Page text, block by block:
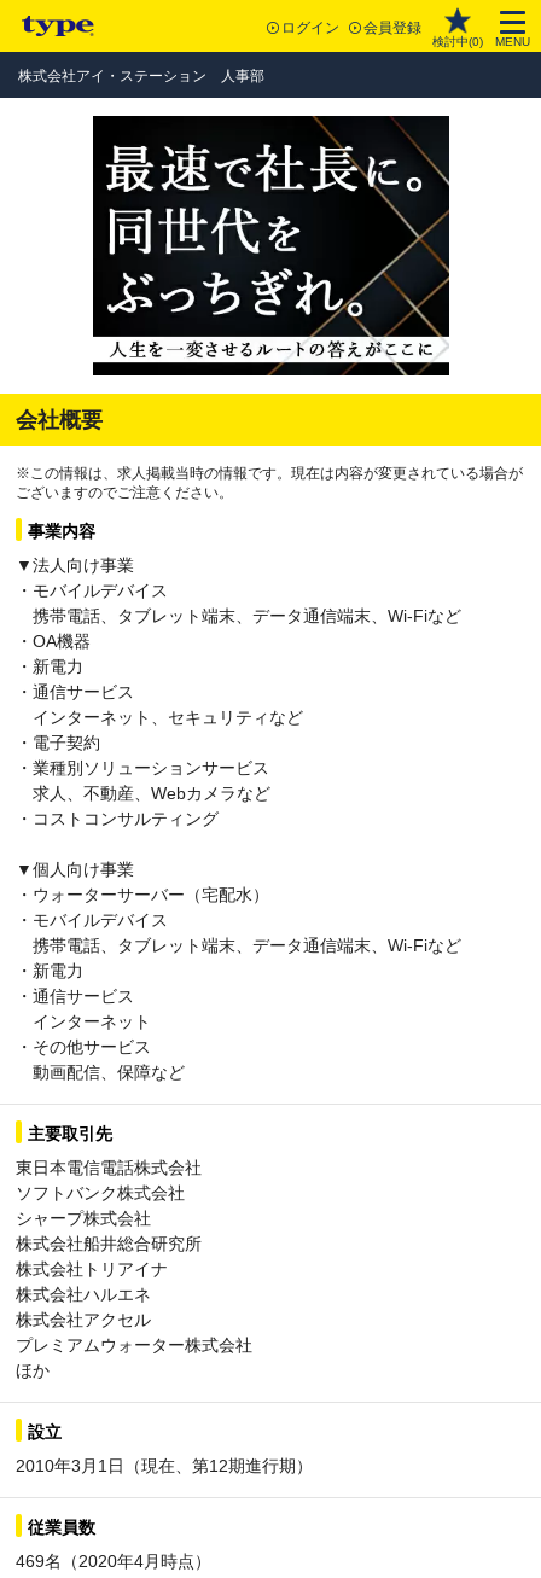
ログイン 会員登録
検討中(0) MENU
株式会社アイ・ステーション 人事部
会社概要
※この情報は、求人掲載当時の情報です。現在は内容が変更されている場合が
ございますのでご注意ください。
事業内容
▼法人向け事業
・モバイルデバイス
携帯電話、タブレット端末、データ通信端末、Wi-Fiなど
・OA機器
・新電力
・通信サービス
インターネット、セキュリティなど
・電子契約
・業種別ソリューションサービス
求人、不動産、Webカメラなど
・コストコンサルティング
▼個人向け事業
・ウォーターサーバー（宅配水）
・モバイルデバイス
携帯電話、タブレット端末、データ通信端末、Wi-Fiなど
・新電力
・通信サービス
インターネット
・その他サービス
動画配信、保障など
主要取引先
東日本電信電話株式会社
ソフトバンク株式会社
シャープ株式会社
株式会社船井総合研究所
株式会社トリアイナ
株式会社ハルエネ
株式会社アクセル
プレミアムウォーター株式会社
ほか
設立
2010年3月1日（現在、第12期進行期）
従業員数
469名（2020年4月時点）